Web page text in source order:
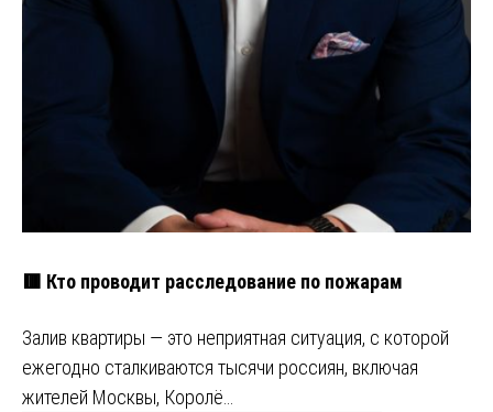
🟥 Кто проводит расследование по пожарам
Залив квартиры — это неприятная ситуация, с которой
ежегодно сталкиваются тысячи россиян, включая
жителей Москвы, Королё…